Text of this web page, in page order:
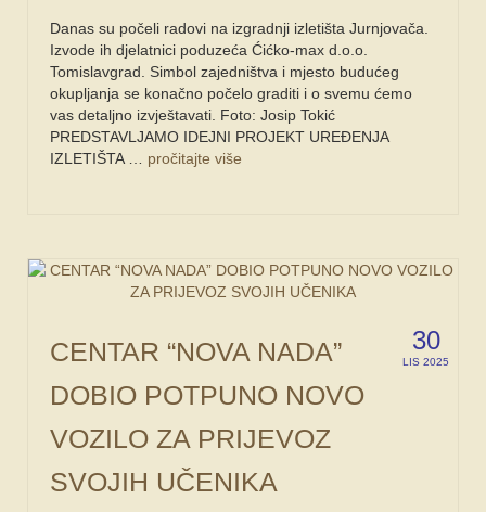
Danas su počeli radovi na izgradnji izletišta Jurnjovača.
Izvode ih djelatnici poduzeća Ćićko-max d.o.o.
Tomislavgrad. Simbol zajedništva i mjesto budućeg
okupljanja se konačno počelo graditi i o svemu ćemo
vas detaljno izvještavati. Foto: Josip Tokić
PREDSTAVLJAMO IDEJNI PROJEKT UREĐENJA
IZLETIŠTA … pročitajte više
30
LIS 2025
CENTAR “NOVA NADA”
DOBIO POTPUNO NOVO
VOZILO ZA PRIJEVOZ
SVOJIH UČENIKA